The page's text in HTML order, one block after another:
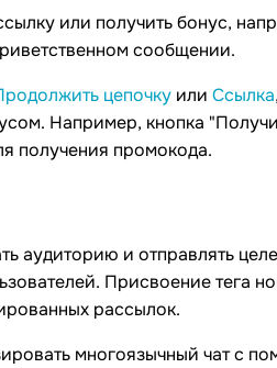
или получить бонус,
сообщении.
цепочку или Ссылка
Например, кнопка
получения промокода.
аудиторию и отправлять
Присвоение тега
рассылок.
многоязычный чат с